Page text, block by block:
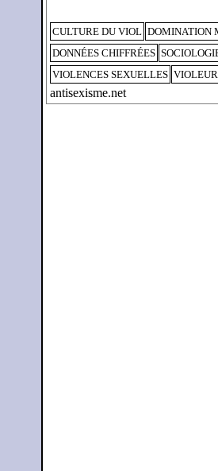
CULTURE DU VIOL DOMINATION
DONNÉES CHIFFRÉES
VIOLENCES SEXUELLES
antisexisme.net